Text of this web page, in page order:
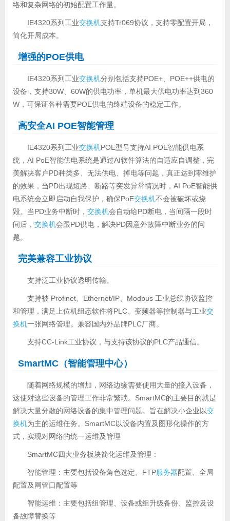
络和复杂网络的初始配置工作量。
IE4320系列工业交换机支持Tr069协议，支持零配置开局，
简化开局成本。
增强的POE供电
IE4320系列工业交换机分别包括支持POE+、POE++供电的
设备，支持30W、60W的供电功率，单机最大供电功率达到360
W，可保证各种需要POE供电的终端设备的稳定工作。
高安全AI POE智能管理
IE4320系列工业交换机POE型号支持AI POE智能供电系
统，AI PoE智能供电系统是通过AI软件算法的自适应自调整，完
美解决客户PD种类多、无法供电、掉电等问题，真正达到零维护
的效果，当PD出现短路、断路等突发异常情况时，AI PoE智能供
电系统会立即启动自我保护，确保PoE交换机不会被破坏或烧
毁。当PD业务中断时， 交换机会自动给PD断电，当间隔一段时
间后， 交换机会跟PD供电，解决PD因意外故障中断业务的问
题。
完美兼容工业协议
支持泛工业协议透明传输。
支持被 Profinet、Ethernet/IP、Modbus 工业总线协议监控
和管理，满足上位机组态软件将PLC、变频器等控制器与工业交
换机一张网络管理。兼容国内外品牌PLC厂商。
支持CC-Link工业协议，与支持该协议的PLC产品通信。
SmartMC（智能管理中心）
随着网络规模的增加，网络边缘需要使用大量的接入设备，
这使对这些设备的管理工作非常繁琐。SmartMC的主要目的就是
解决大量分散的网络设备的集中管理问题。旨在解决小企业以交
换机为主的运维任务。SmartMC以设备内置及图形化操作的方
式，实现对网络的统一运维及管理
SmartMC四大业务板块简化运维及管理：
智能管理：主要包括设备角色选定、FTP服务器配置、全局
配置及网管口配置等
智能运维：主要包括组管理、设备或组升级备份、监控及设
备故障替换等